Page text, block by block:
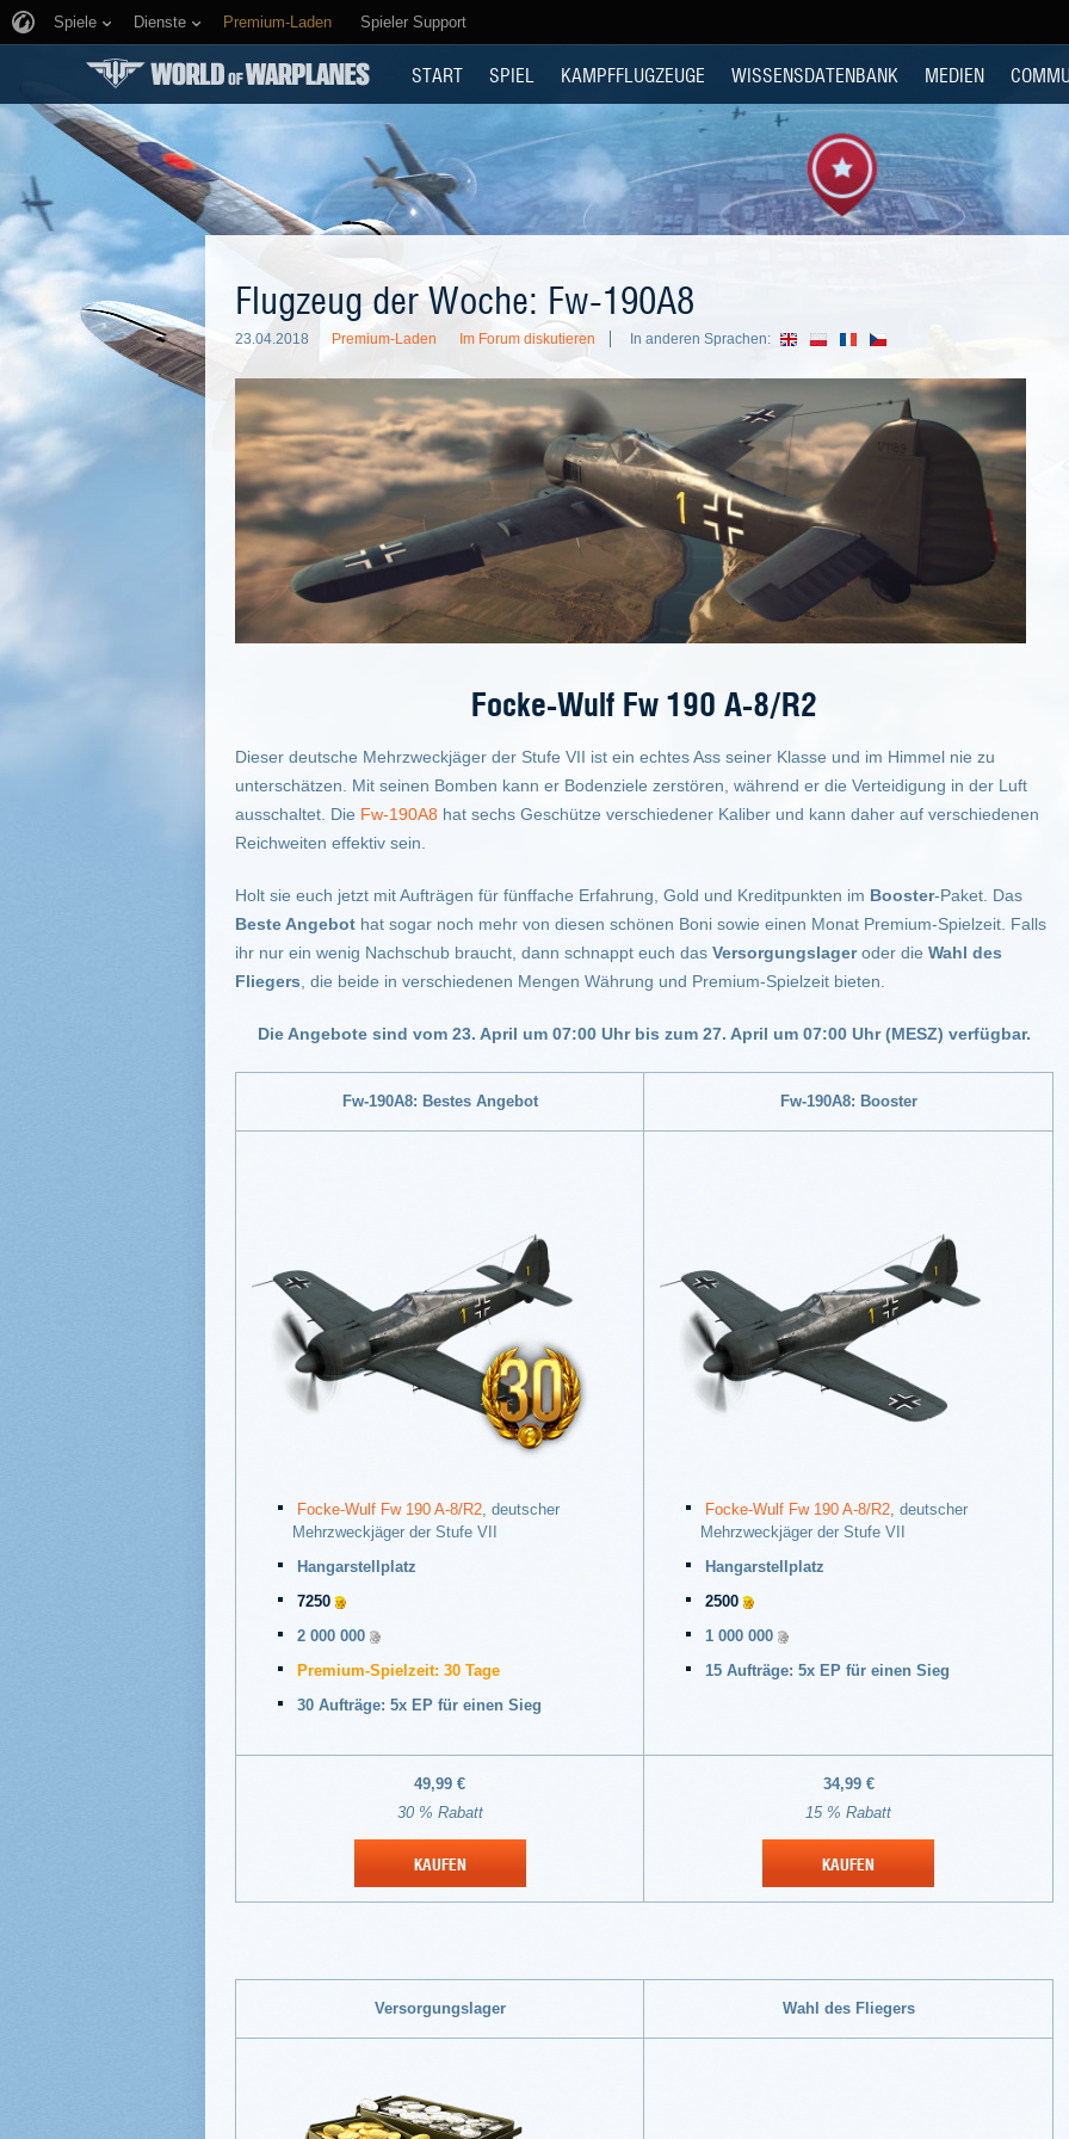
Spiele Dienste Premium-Laden Spieler Support
START SPIEL KAMPFFLUGZEUGE WISSENSDATENBANK MEDIEN
Flugzeug der Woche: Fw-190A8
23.04.2018 Premium-Laden Im Forum diskutieren In anderen Sprachen:
Focke-Wulf Fw 190 A-8/R2
Dieser deutsche Mehrzweckjäger der Stufe VII ist ein echtes Ass seiner Klasse und im Himmel nie zu
unterschätzen. Mit seinen Bomben kann er Bodenziele zerstören, während er die Verteidigung in der Luft
ausschaltet. Die Fw-190A8 hat sechs Geschütze verschiedener Kaliber und kann daher auf verschiedenen
Reichweiten effektiv sein.
Holt sie euch jetzt mit Aufträgen für fünffache Erfahrung, Gold und Kreditpunkten im Booster-Paket. Das
Beste Angebot hat sogar noch mehr von diesen schönen Boni sowie einen Monat Premium-Spielzeit. Falls
ihr nur ein wenig Nachschub braucht, dann schnappt euch das Versorgungslageroder die Wahl des
Fliegers , die beide in verschiedenen Mengen Währung und Premium-Spielzeit bieten.
Die Angebote sind vom 23. April um 07:00 Uhr bis zum 27. April um 07:00 Uhr (MESZ) verfügbar.
Fw-190A8: Bestes Angebot Fw-190A8: Booster
Focke-Wulf Fw 190 A-8/R2, deutscher
Mehrzweckjäger der Stufe VII
Hangarstellplatz
7250
2 000 000
Premium-Spielzeit: 30 Tage
30 Aufträge: 5x EP für einen Sieg
Focke-Wulf Fw 190 A-8/R2, deutscher
Mehrzweckjäger der Stufe VII
Hangarstellplatz
2500
1 000 000
15 Aufträge: 5x EP für einen Sieg
49,99 €
30 % Rabatt
KAUFEN
34,99 €
15 % Rabatt
KAUFEN
Versorgungslager Wahl des Fliegers